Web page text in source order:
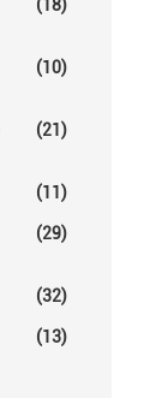
(18)
(10)
(21)
(11)
(29)
(32)
(13)